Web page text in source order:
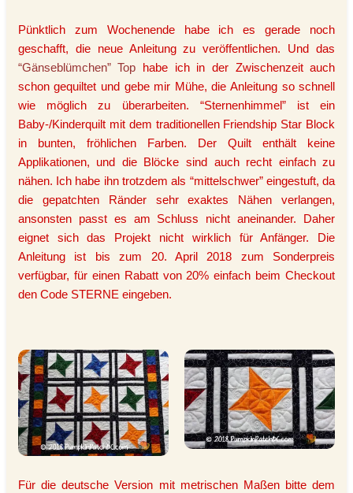
Pünktlich zum Wochenende habe ich es gerade noch
geschafft, die neue Anleitung zu veröffentlichen. Und das
“Gänseblümchen” Top habe ich in der Zwischenzeit auch
schon gequiltet und gebe mir Mühe, die Anleitung so schnell
wie möglich zu überarbeiten. “Sternenhimmel” ist ein
Baby-/Kinderquilt mit dem traditionellen Friendship Star Block
in bunten, fröhlichen Farben. Der Quilt enthält keine
Applikationen, und die Blöcke sind auch recht einfach zu
nähen. Ich habe ihn trotzdem als “mittelschwer” eingestuft, da
die gepatchten Ränder sehr exaktes Nähen verlangen,
ansonsten passt es am Schluss nicht aneinander. Daher
eignet sich das Projekt nicht wirklich für Anfänger. Die
Anleitung ist bis zum 20. April 2018 zum Sonderpreis
verfügbar, für einen Rabatt von 20% einfach beim Checkout
den Code STERNE eingeben.
Für die deutsche Version mit metrischen Maßen bitte dem